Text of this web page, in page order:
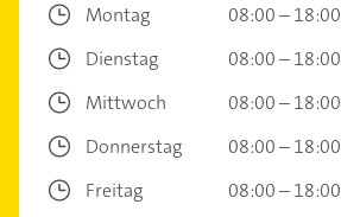
Montag
08:00 – 18:00
Dienstag
08:00 – 18:00
Mittwoch
08:00 – 18:00
Donnerstag
08:00 – 18:00
Freitag
08:00 – 18:00